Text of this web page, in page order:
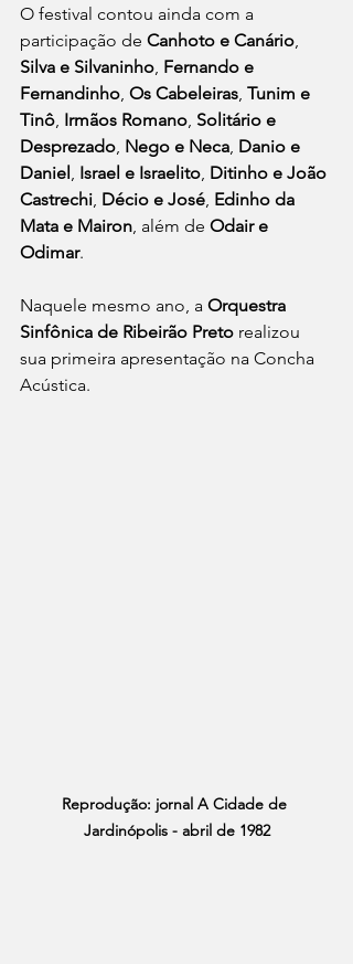
O festival contou ainda com a
participação de Canhoto e Canário,
Silva e Silvaninho, Fernando e
Fernandinho, Os Cabeleiras, Tunim e
Tinô, Irmãos Romano, Solitário e
Desprezado, Nego e Neca, Danio e
Daniel, Israel e Israelito, Ditinho e João
Castrechi, Décio e José, Edinho da
Mata e Mairon, além de Odair e
Odimar.
Naquele mesmo ano, a Orquestra
Sinfônica de Ribeirão Preto realizou
sua primeira apresentação na Concha
Acústica.
Reprodução: jornal A Cidade de
Jardinópolis - abril de 1982